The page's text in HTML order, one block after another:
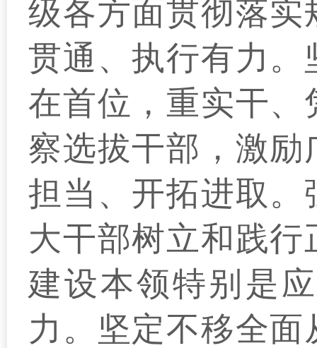
级各方面贯彻落
贯通、执行有力
在首位，重实干
察选拔干部，激
担当、开拓进取
大干部树立和践
建设本领特别是
力。坚定不移全